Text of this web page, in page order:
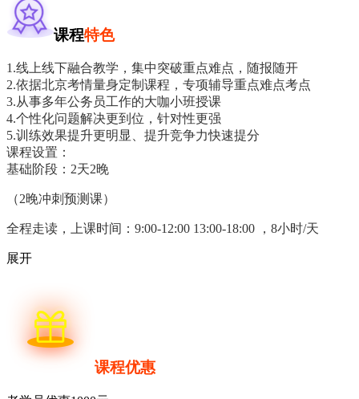
课程特色
1.线上线下融合教学，集中突破重点难点，随报随开
2.依据北京考情量身定制课程，专项辅导重点难点考点
3.从事多年公务员工作的大咖小班授课
4.个性化问题解决更到位，针对性更强
5.训练效果提升更明显、提升竞争力快速提分
课程设置：
基础阶段：2天2晚
（2晚冲刺预测课）
全程走读， 上课时间：9:00-12:00 13:00-18:00 ，8小时/天
展开
课程优惠